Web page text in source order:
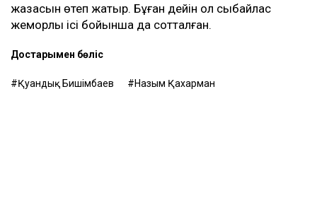
жазасын өтеп жатыр. Бұған дейін ол сыбайлас
жемқорлық ісі бойынша да сотталған.
Достарыңмен бөліс
Қуандық Бишімбаев Назым Қахарман